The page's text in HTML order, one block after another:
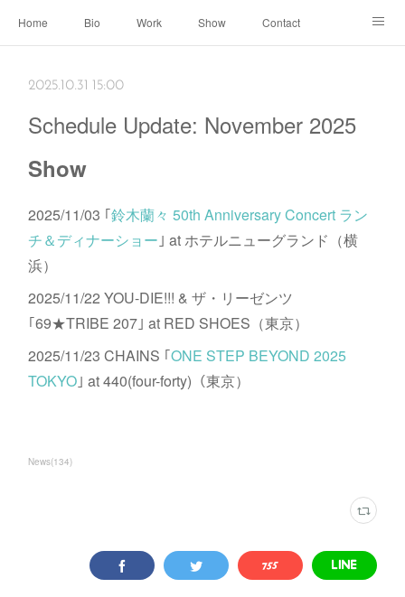
Home Bio Work Show Contact
2025.10.31 15:00
Schedule Update: November 2025
Show
2025/11/03 ｢鈴木蘭々 50th Anniversary Concert ラン
チ＆ディナーショー ｣ at ホテルニューグランド（横
浜）
2025/11/22 YOU-DIE!!! & ザ・リーゼンツ
｢69★TRIBE 207｣ at RED SHOES（東京）
2025/11/23 CHAINS ｢ONE STEP BEYOND 2025
TOKYO｣ at 440(four-forty)（東京）
News(134)